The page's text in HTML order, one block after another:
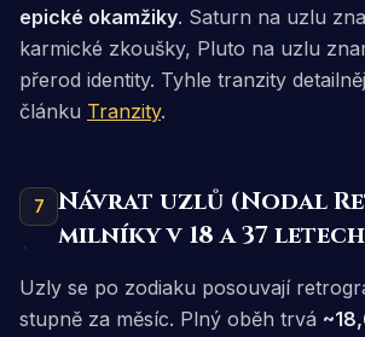
epické okamžiky. Saturn na uzlu
karmické zkoušky, Pluto na uzlu
přerod identity. Tyhle tranzity
článku Tranzity.
7
Návrat uzlů (Nodal
milníky v 18 a 37 letech
Uzly se po zodiaku posouvají
stupně za měsíc. Plný oběh trvá